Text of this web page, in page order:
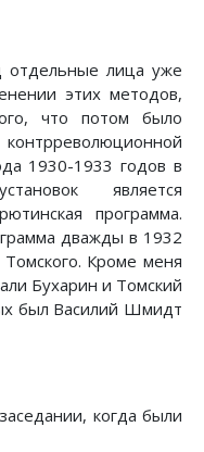
отдельные лица уже
этих методов,
что потом было
1930-1933 годов в
является
программа.
дважды в 1932
Кроме меня
Бухарин и Томский
был Василий Шмидт
когда были